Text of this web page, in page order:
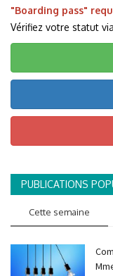
"Boarding pass"
Vérifiez votre statut
PUBLICATIONS
Cette semaine